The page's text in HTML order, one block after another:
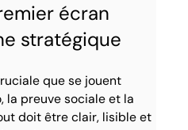
écran
stratégique
que se jouent
la preuve sociale et la
doit être clair, lisible et